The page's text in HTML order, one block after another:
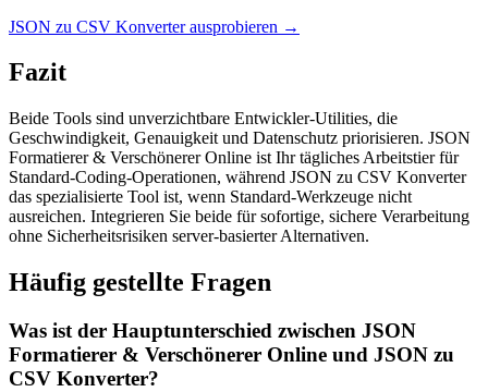
JSON zu CSV Konverter ausprobieren →
Fazit
Beide Tools sind unverzichtbare Entwickler-Utilities, die
Geschwindigkeit, Genauigkeit und Datenschutz priorisieren. JSON
Formatierer & Verschönerer Online ist Ihr tägliches Arbeitstier für
Standard-Coding-Operationen, während JSON zu CSV Konverter
das spezialisierte Tool ist, wenn Standard-Werkzeuge nicht
ausreichen. Integrieren Sie beide für sofortige, sichere Verarbeitung
ohne Sicherheitsrisiken server-basierter Alternativen.
Häufig gestellte Fragen
Was ist der Hauptunterschied zwischen JSON
Formatierer & Verschönerer Online und JSON zu
CSV Konverter?